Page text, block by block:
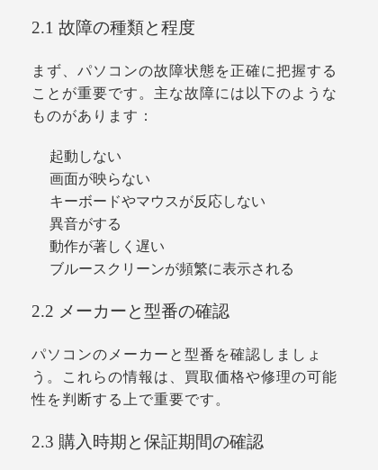
2.1 故障の種類と程度
まず、パソコンの故障状態を正確に把握する
ことが重要です。主な故障には以下のような
ものがあります：
起動しない
画面が映らない
キーボードやマウスが反応しない
異音がする
動作が著しく遅い
ブルースクリーンが頻繁に表示される
2.2 メーカーと型番の確認
パソコンのメーカーと型番を確認しましょ
う。これらの情報は、買取価格や修理の可能
性を判断する上で重要です。
2.3 購入時期と保証期間の確認